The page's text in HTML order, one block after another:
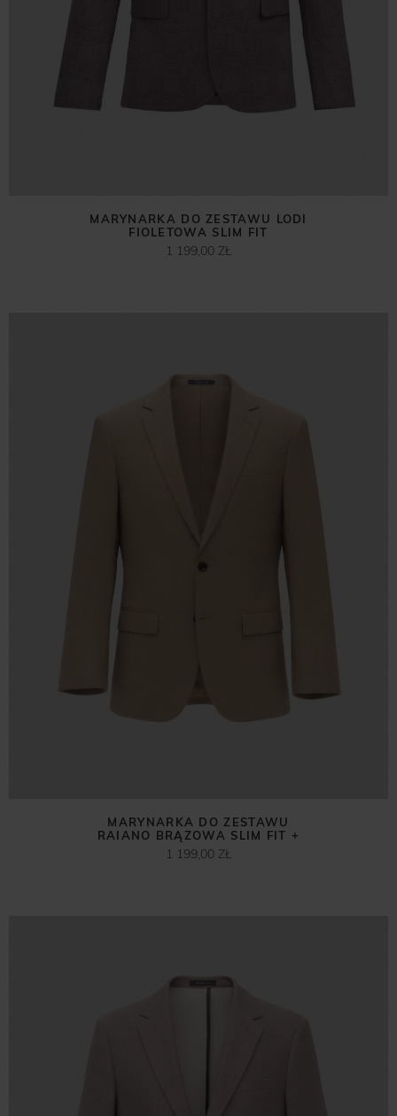
MARYNARKA DO ZESTAWU LODI
FIOLETOWA SLIM FIT
1 199,00 ZŁ
MARYNARKA DO ZESTAWU
RAIANO BRĄZOWA SLIM FIT +
1 199,00 ZŁ